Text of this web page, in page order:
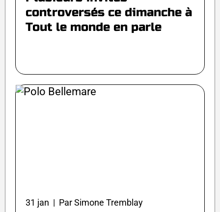
controversés ce dimanche à
Tout le monde en parle
31 jan | Par Simone Tremblay